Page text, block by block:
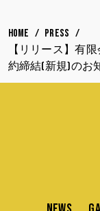
HOME
PRESS
【リリース】有
約締結(新規)のお